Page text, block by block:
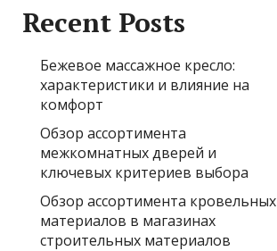
Recent Posts
Бежевое массажное кресло:
характеристики и влияние на
комфорт
Обзор ассортимента
межкомнатных дверей и
ключевых критериев выбора
Обзор ассортимента кровельных
материалов в магазинах
строительных материалов